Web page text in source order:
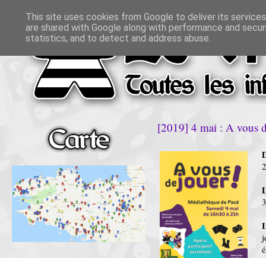
[2019] 4 mai : A vous
This site uses cookies from Google to deliver its
are shared with Google along with performance and
statistics, and to detect and address abuse.